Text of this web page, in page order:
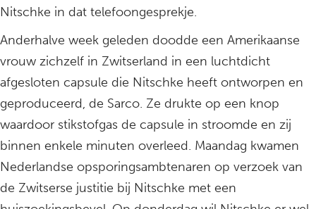
Nitschke in dat telefoongesprekje.
Anderhalve week geleden doodde een Amerikaanse
vrouw zichzelf in Zwitserland in een luchtdicht
afgesloten capsule die Nitschke heeft ontworpen en
geproduceerd, de Sarco. Ze drukte op een knop
waardoor stikstofgas de capsule in stroomde en zij
binnen enkele minuten overleed. Maandag kwamen
Nederlandse opsporingsambtenaren op verzoek van
de Zwitserse justitie bij Nitschke met een